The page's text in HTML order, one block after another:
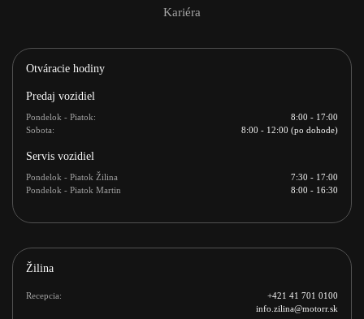
Kariéra
Otváracie hodiny
Predaj vozidiel
Pondelok - Piatok:
8:00 - 17:00
Sobota:
8:00 - 12:00 (po dohode)
Servis vozidiel
Pondelok - Piatok Žilina
7:30 - 17:00
Pondelok - Piatok Martin
8:00 - 16:30
Žilina
Recepcia:
+421 41 701 0100
info.zilina@motorr.sk